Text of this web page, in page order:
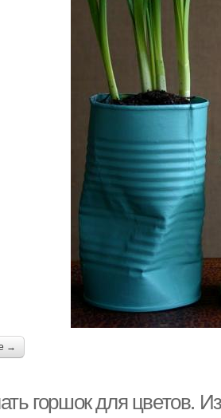
→
горшок для цветов.